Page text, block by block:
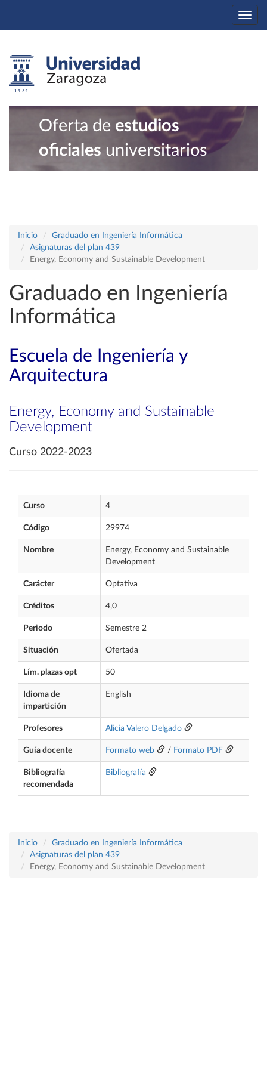
Oferta de estudios
oficiales universitarios
Inicio
Graduado en Ingeniería Informática
Asignaturas del plan 439
Energy, Economy and Sustainable Development
Graduado en Ingeniería
Informática
Escuela de Ingeniería y
Arquitectura
Energy, Economy and Sustainable
Development
Curso 2022-2023
Curso 4
Código 29974
Nombre
Energy, Economy and Sustainable
Development
Carácter Optativa
Créditos 4,0
Periodo Semestre 2
Situación Ofertada
Lím. plazas opt 50
Idioma de
impartición
English
Profesores Alicia Valero Delgado
Guía docente Formato web / Formato PDF
Bibliografía
recomendada
Bibliografía
Inicio
Graduado en Ingeniería Informática
Asignaturas del plan 439
Energy, Economy and Sustainable Development